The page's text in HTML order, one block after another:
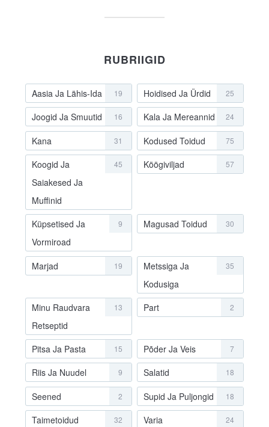
RUBRIIGID
Aasia Ja Lähis-Ida 19 Hoidised Ja Ürdid 25
Joogid Ja Smuutid 16 Kala Ja Mereannid 24
Kana 31 Kodused Toidud 75
Koogid Ja
Saiakesed Ja
Muffinid
45 Köögiviljad 57
Küpsetised Ja
Vormiroad
9 Magusad Toidud 30
Marjad 19
Metssiga Ja
Kodusiga
35
Minu Raudvara
Retseptid
13 Part 2
Pitsa Ja Pasta 15 Põder Ja Veis 7
Riis Ja Nuudel 9 Salatid 18
Seened 2 Supid Ja Puljongid 18
Taimetoidud 32 Varia 24